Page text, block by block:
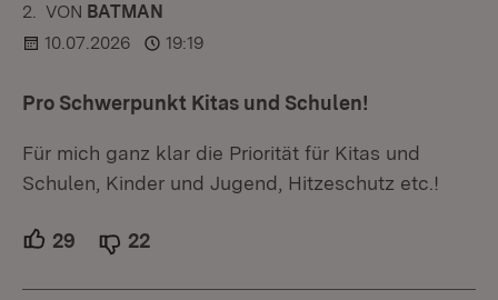
2. KOMMENTAR
VON :BATMAN
10.07.2026
19:19
Pro Schwerpunkt Kitas und Schulen!
Für mich ganz klar die Priorität für Kitas und
Schulen, Kinder und Jugend, Hitzeschutz etc.!
29 Unterstützer.
22